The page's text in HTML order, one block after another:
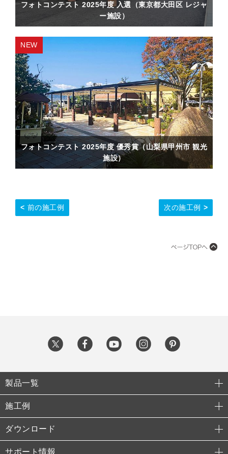
フォトコンテスト 2025年度 入選（東京都大田区 レジャ
ー施設）
フォトコンテスト 2025年度 優秀賞（山梨県甲州市 観光
施設）
前の施工例 次の施工例
製品一覧
施工例
ダウンロード
サポート情報